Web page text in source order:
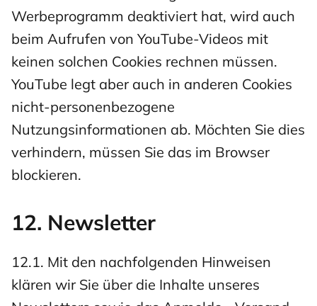
Werbeprogramm deaktiviert hat, wird auch
beim Aufrufen von YouTube-Videos mit
keinen solchen Cookies rechnen müssen.
YouTube legt aber auch in anderen Cookies
nicht-personenbezogene
Nutzungsinformationen ab. Möchten Sie dies
verhindern, müssen Sie das im Browser
blockieren.
12. Newsletter
12.1. Mit den nachfolgenden Hinweisen
klären wir Sie über die Inhalte unseres